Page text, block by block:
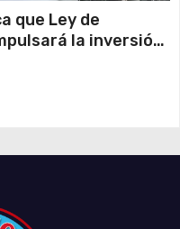
que Ley de
la inversión